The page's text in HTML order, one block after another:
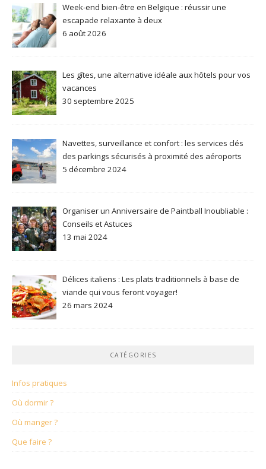
Week-end bien-être en Belgique : réussir une
escapade relaxante à deux
6 août 2026
Les gîtes, une alternative idéale aux hôtels pour vos
vacances
30 septembre 2025
Navettes, surveillance et confort : les services clés
des parkings sécurisés à proximité des aéroports
5 décembre 2024
Organiser un Anniversaire de Paintball Inoubliable :
Conseils et Astuces
13 mai 2024
Délices italiens : Les plats traditionnels à base de
viande qui vous feront voyager!
26 mars 2024
CATÉGORIES
Infos pratiques
Où dormir ?
Où manger ?
Que faire ?